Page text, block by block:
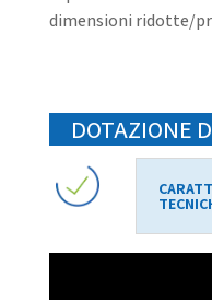
dimensioni ridotte/
DOTAZIONE